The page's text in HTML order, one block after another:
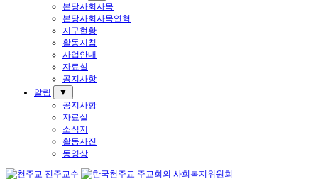
본당사회사목
본당사회사목연혁
지구현황
활동지침
사업안내
자료실
공지사항
알림
▼
공지사항
자료실
소식지
활동사진
동영상